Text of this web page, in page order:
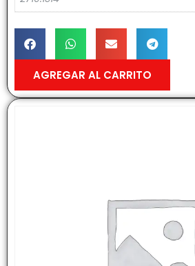
AGREGAR AL CARRITO